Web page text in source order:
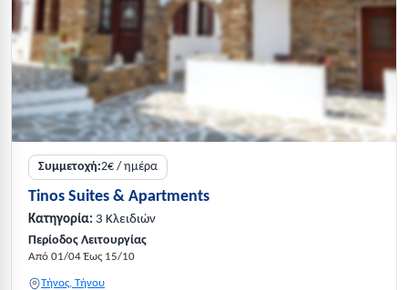
Συμμετοχή:2€ / ημέρα
Tinos Suites & Apartments
Κατηγορία: 3 Κλειδιών
Περίοδος Λειτουργίας
Από 01/04 Έως 15/10
Τήνος, Τήνου